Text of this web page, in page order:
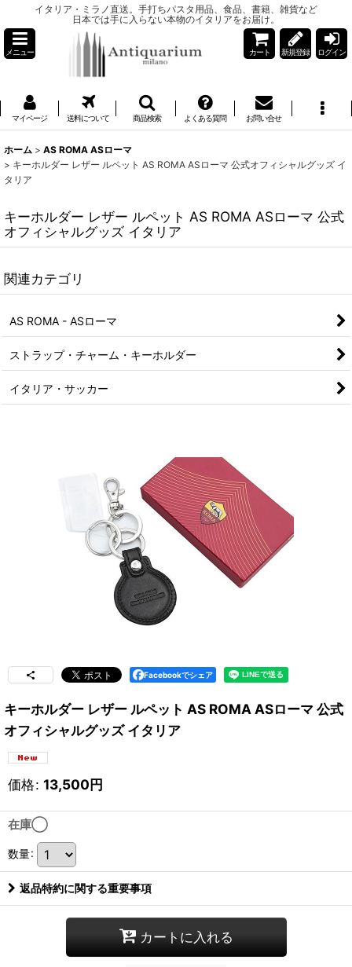
イタリア・ミラノ直送。手打ちパスタ用品、食品、書籍、雑貨など
日本では手に入らない本物のイタリアをお届け。
メニュー カート 新規登録 ログイン
マイページ 送料について 商品検索 よくある質問 お問い合せ
ホーム > AS ROMA ASローマ
> キーホルダー レザー ルペット AS ROMA ASローマ 公式オフィシャルグッズ イ
タリア
キーホルダー レザー ルペット AS ROMA ASローマ 公式
オフィシャルグッズ イタリア
関連カテゴリ
AS ROMA - ASローマ
ストラップ・チャーム・キーホルダー
イタリア・サッカー
Facebookでシェア
キーホルダー レザー ルペット AS ROMA ASローマ 公式
オフィシャルグッズ イタリア
価格: 13,500円
在庫◯
数量:
返品特約に関する重要事項
カートに入れる